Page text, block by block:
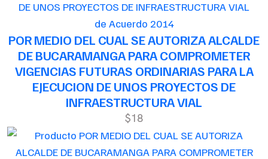
de Acuerdo 2014
POR MEDIO DEL CUAL SE AUTORIZA ALCALDE
DE BUCARAMANGA PARA COMPROMETER
VIGENCIAS FUTURAS ORDINARIAS PARA LA
EJECUCION DE UNOS PROYECTOS DE
INFRAESTRUCTURA VIAL
$18